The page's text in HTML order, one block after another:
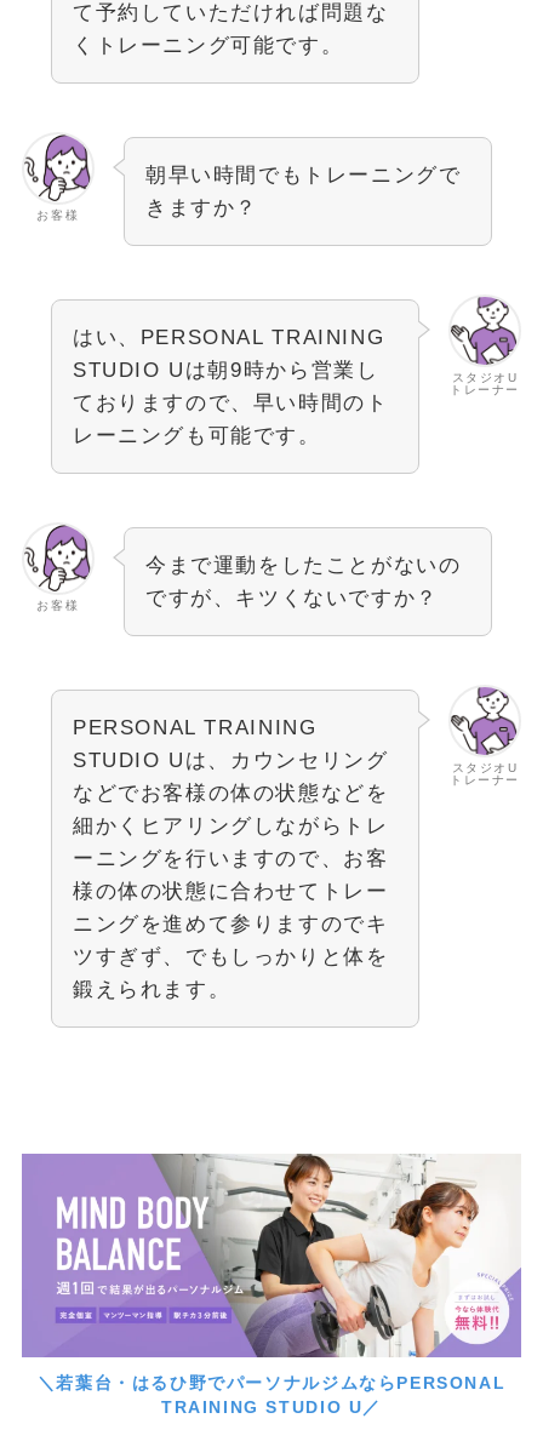
て予約していただければ問題な
くトレーニング可能です。
お客様
朝早い時間でもトレーニングで
きますか？
スタジオU
トレーナー
はい、PERSONAL TRAINING
STUDIO Uは朝9時から営業し
ておりますので、早い時間のト
レーニングも可能です。
お客様
今まで運動をしたことがないの
ですが、キツくないですか？
スタジオU
トレーナー
PERSONAL TRAINING
STUDIO Uは、カウンセリング
などでお客様の体の状態などを
細かくヒアリングしながらトレ
ーニングを行いますので、お客
様の体の状態に合わせてトレー
ニングを進めて参りますのでキ
ツすぎず、でもしっかりと体を
鍛えられます。
＼若葉台・はるひ野でパーソナルジムならPERSONAL
TRAINING STUDIO U／